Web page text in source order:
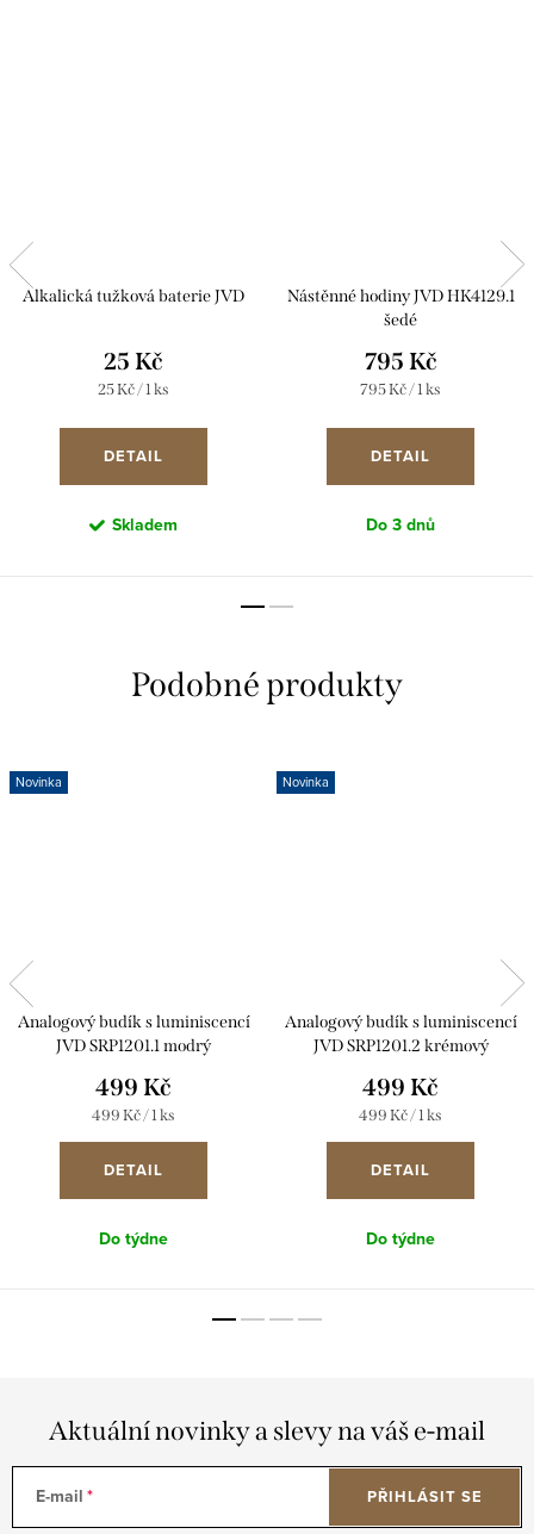
Alkalická tužková baterie JVD
25 Kč
Měrná
25 Kč / 1 ks
DETAIL
Skladem
Nástěnné hodiny JVD HK4129.1
šedé
795 Kč
Měrná
795 Kč / 1 ks
DETAIL
Do 3 dnů
Novinka
Analogový budík s luminiscencí
JVD SRP1201.1 modrý
499 Kč
Měrná
499 Kč / 1 ks
DETAIL
Do týdne
Novinka
Analogový budík s luminiscencí
JVD SRP1201.2 krémový
499 Kč
Měrná
499 Kč / 1 ks
DETAIL
Do týdne
Aktuální novinky a slevy na váš e-mail
E-mail PŘIHLÁSIT SE